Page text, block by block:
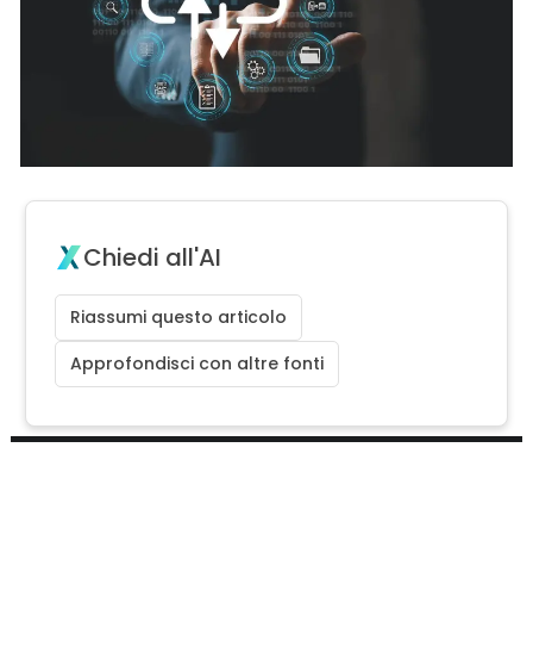
Chiedi all'AI
Riassumi questo articolo
Approfondisci con altre fonti